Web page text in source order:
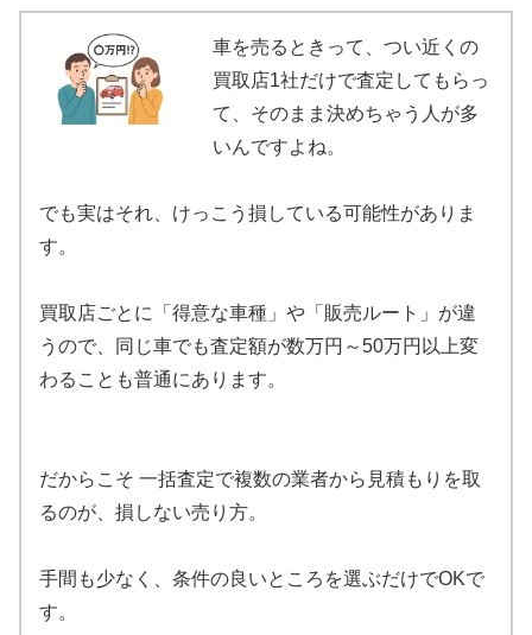
車を売るときって、つい近くの
買取店1社だけで査定してもらっ
て、そのまま決めちゃう人が多
いんですよね。
でも実はそれ、けっこう損している可能性がありま
す。
買取店ごとに「得意な車種」や「販売ルート」が違
うので、同じ車でも査定額が数万円～50万円以上変
わることも普通にあります。
だからこそ 一括査定で複数の業者から見積もりを取
るのが、損しない売り方。
手間も少なく、条件の良いところを選ぶだけでOKで
す。